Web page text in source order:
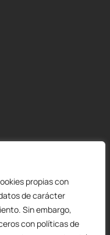
propias con
de carácter
Sin embargo,
con políticas de
#101 (Madrid,